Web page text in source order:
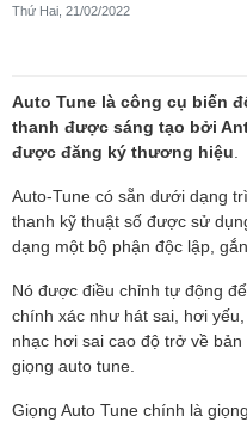
Thứ Hai, 21/02/2022
Auto Tune là công cụ biến
thanh được sáng tạo bởi
được đăng ký thương hiệu
Auto-Tune có sẵn dưới dạng
thanh kỹ thuật số được sử
dạng một bộ phận độc lập,
Nó được điều chỉnh tự động
chính xác như hát sai, hơi
nhạc hơi sai cao độ trở về
giọng auto tune.
Giọng Auto Tune chính là